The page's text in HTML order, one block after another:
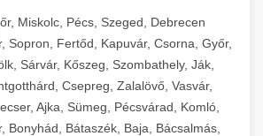
gyakorlati betekintésekkel.
weboldal-keszites.co
erősítési módszerek
Kampány Kezelés
Google Ads és Meta hirdetési
Optimalizálja hirdetési
gépi tanulással és
automatizálással.
Dagasztógép +
ipari dagasztógépek és
Miskolc, Pécs, Szeged, Debrecen
Sopron, Fertőd, Kapuvár, Csorna, Győr,
Sárvár, Kőszeg, Szombathely, Ják,
Csepreg, Zalalövő, Vasvár,
Ajka, Sümeg, Pécsvárad, Komló,
Bonyhád, Bátaszék, Baja, Bácsalmás,